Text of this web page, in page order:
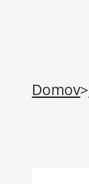
Domov>